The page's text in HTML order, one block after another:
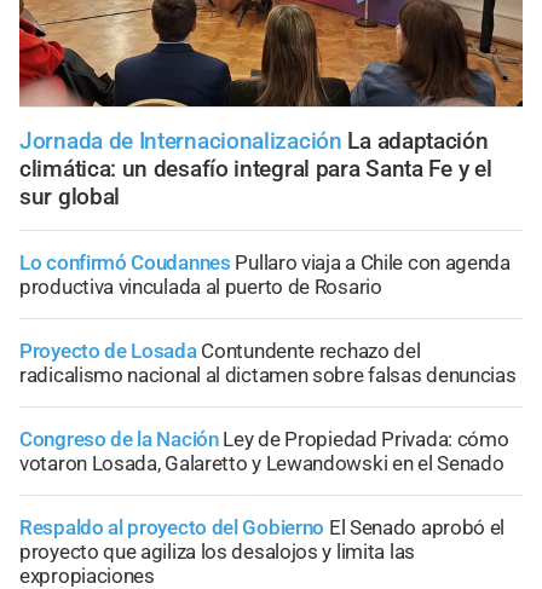
Jornada de Internacionalización La adaptación
climática: un desafío integral para Santa Fe y el
sur global
Lo confirmó Coudannes Pullaro viaja a Chile con agenda
productiva vinculada al puerto de Rosario
Proyecto de Losada Contundente rechazo del
radicalismo nacional al dictamen sobre falsas denuncias
Congreso de la Nación Ley de Propiedad Privada: cómo
votaron Losada, Galaretto y Lewandowski en el Senado
Respaldo al proyecto del Gobierno El Senado aprobó el
proyecto que agiliza los desalojos y limita las
expropiaciones